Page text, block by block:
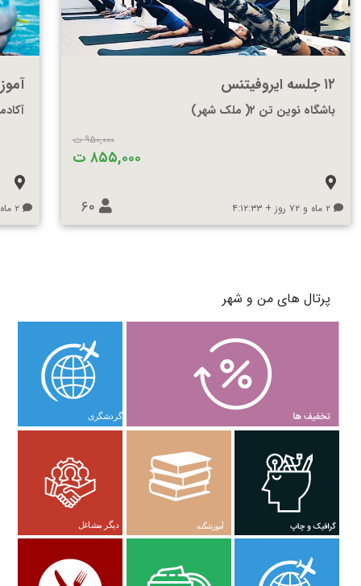
۱۲ جلسه ایروفیتنس
باشگاه نوین تن ۲( ملک شهر)
۹۵۰,۰۰۰ ت
۸۵۵,۰۰۰ ت
۲ ماه و ۷۲ روز + ۴:۱۲:۳۳ ۶۰ ۲ ماه و ۷۰ روز + ۴:۱۲:۳۳
پرتال های من و شهر